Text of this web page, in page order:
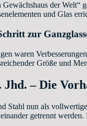
der Welt“
und Glas
zur
waren
Größe und
Jhd. – Die
Stahl nun als
getrennt werden.